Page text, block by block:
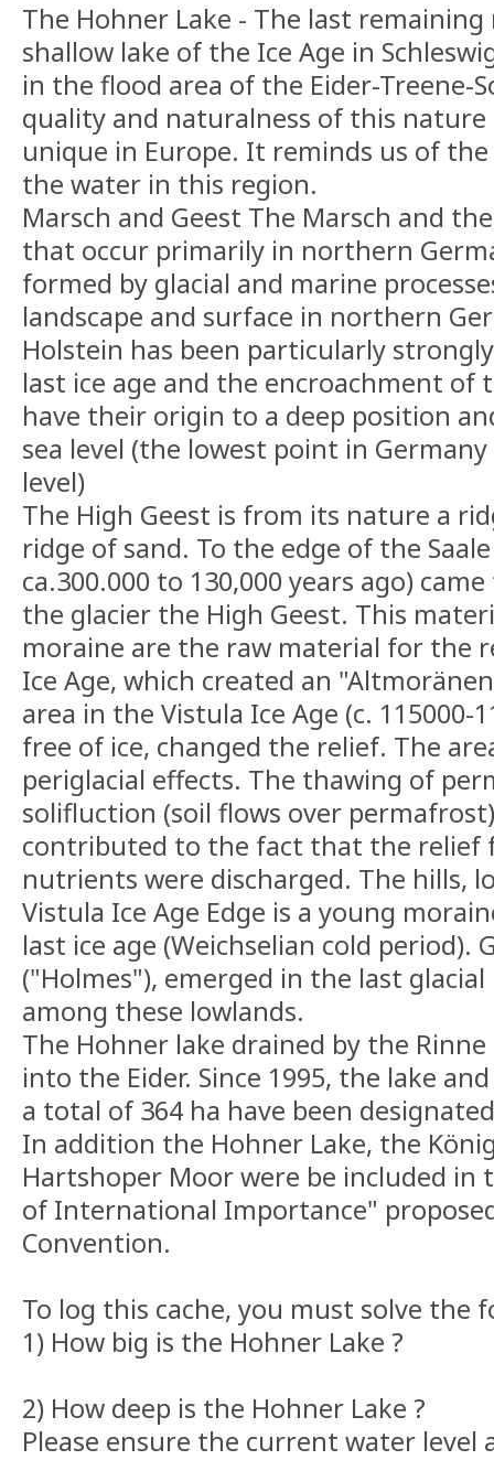
The Hohner Lake - The last
shallow lake of the Ice Age in
in the flood area of the Eider-Treene-
quality and naturalness of this nature
unique in Europe. It reminds us of
the water in this region.
Marsch and Geest The Marsch and
that occur primarily in northern
formed by glacial and marine
landscape and surface in northern
Holstein has been particularly
last ice age and the encroachment of
have their origin to a deep position
sea level (the lowest point in Germany
level)
The High Geest is from its nature a
ridge of sand. To the edge of the
ca.300.000 to 130,000 years ago)
the glacier the High Geest. This
moraine are the raw material for the
Ice Age, which created an
area in the Vistula Ice Age (c. 115000-
free of ice, changed the relief. The
periglacial effects. The thawing of
solifluction (soil flows over
contributed to the fact that the relief
nutrients were discharged. The hills,
Vistula Ice Age Edge is a young
last ice age (Weichselian cold period).
("Holmes"), emerged in the last
among these lowlands.
The Hohner lake drained by the
into the Eider. Since 1995, the lake
a total of 364 ha have been
In addition the Hohner Lake, the
Hartshoper Moor were be included in
of International Importance"
Convention.
To log this cache, you must solve the
1) How big is the Hohner Lake ?
2) How deep is the Hohner Lake ?
Please ensure the current water level